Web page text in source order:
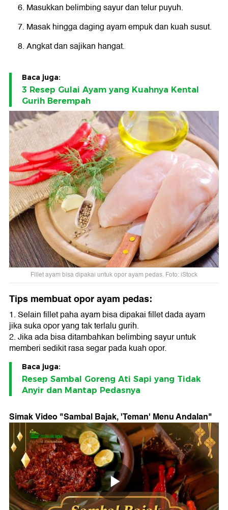
Masukkan belimbing sayur dan telur puyuh.
Masak hingga daging ayam empuk dan kuah susut.
Angkat dan sajikan hangat.
Baca juga:
3 Resep Gulai Ayam yang Kuahnya Kental
Gurih Berempah
Fillet ayam bisa dipakai untuk opor ayam pedas. Foto: iStock
Tips membuat opor ayam pedas:
1. Selain fillet paha ayam bisa dipakai fillet dada ayam
jika suka opor yang tak terlalu gurih.
2. Jika ada bisa ditambahkan belimbing sayur untuk
memberi sedikit rasa segar pada kuah opor.
Baca juga:
Resep Sambal Goreng Ati Sapi yang Tidak
Anyir dan Mantap Pedasnya
Simak Video "Sambal Bajak, 'Teman' Menu Andalan"